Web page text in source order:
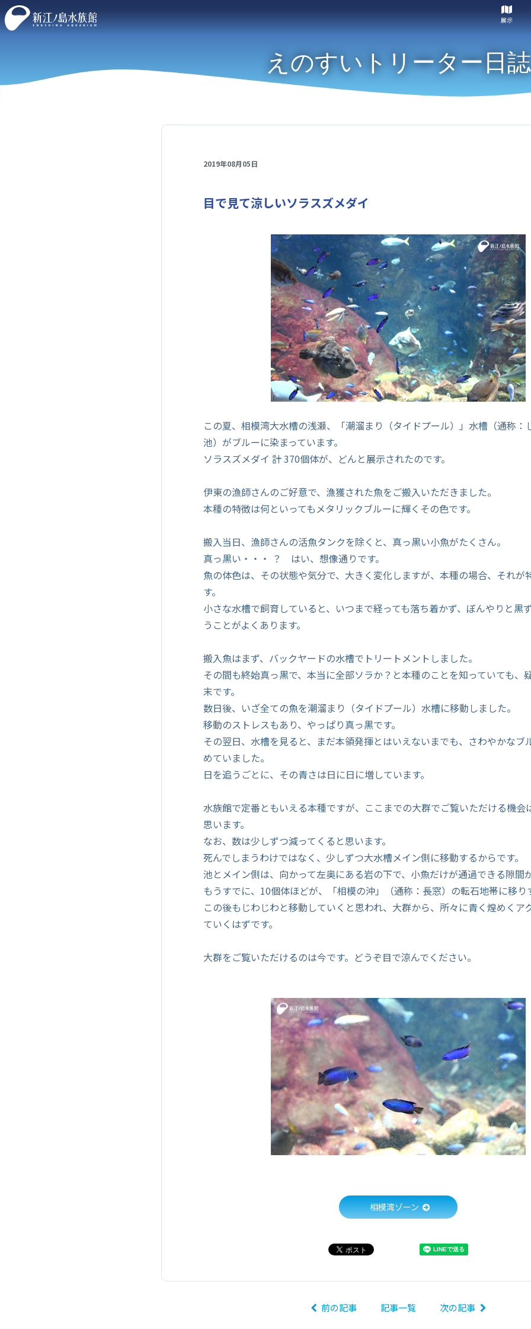
展示
えのすいトリーター日誌
2019年08月05日
目で見て涼しいソラスズメダイ
この夏、相模湾大水槽の浅瀬、「潮溜まり（タイドプール）」水槽（通称：
池）がブルーに染まっています。
ソラスズメダイ 計 370個体が、どんと展示されたのです。
伊東の漁師さんのご好意で、漁獲された魚をご搬入いただきました。
本種の特徴は何といってもメタリックブルーに輝くその色です。
搬入当日、漁師さんの活魚タンクを除くと、真っ黒い小魚がたくさん。
真っ黒い・・・ ？ はい、想像通りです。
魚の体色は、その状態や気分で、大きく変化しますが、本種の場合、それが
す。
小さな水槽で飼育していると、いつまで経っても落ち着かず、ぼんやりと黒
うことがよくあります。
搬入魚はまず、バックヤードの水槽でトリートメントしました。
その間も終始真っ黒で、本当に全部ソラか？と本種のことを知っていても、
末です。
数日後、いざ全ての魚を潮溜まり（タイドプール）水槽に移動しました。
移動のストレスもあり、やっぱり真っ黒です。
その翌日、水槽を見ると、まだ本領発揮とはいえないまでも、さわやかなブ
めていました。
日を追うごとに、その青さは日に日に増しています。
水族館で定番ともいえる本種ですが、ここまでの大群でご覧いただける機会
思います。
なお、数は少しずつ減ってくると思います。
死んでしまうわけではなく、少しずつ大水槽メイン側に移動するからです。
池とメイン側は、向かって左奥にある岩の下で、小魚だけが通過できる隙間
もうすでに、10個体ほどが、「相模の沖」（通称：長窓）の転石地帯に移り
この後もじわじわと移動していくと思われ、大群から、所々に青く煌めくア
ていくはずです。
大群をご覧いただけるのは今です。どうぞ目で涼んでください。
相模湾ゾーン
前の記事 記事一覧 次の記事